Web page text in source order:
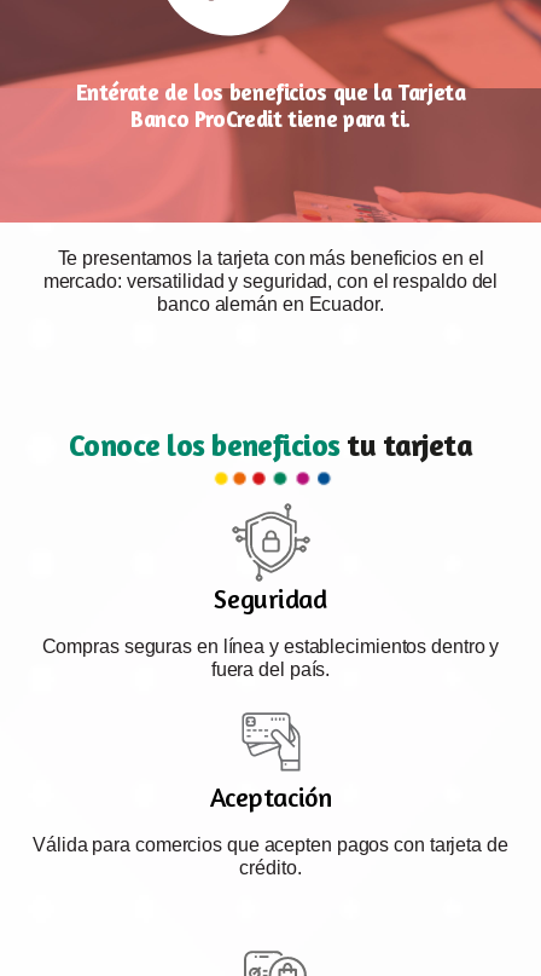
Entérate de los beneficios que la Tarjeta
Banco ProCredit tiene para ti.
Te presentamos la tarjeta con más beneficios en el
mercado: versatilidad y seguridad, con el respaldo del
banco alemán en Ecuador.
Conoce los beneficiostu tarjeta
Seguridad
Compras seguras en línea y establecimientos dentro y
fuera del país.
Aceptación
Válida para comercios que acepten pagos con tarjeta de
crédito.